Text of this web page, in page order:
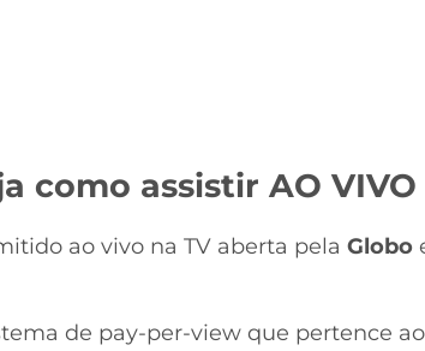
como assistir AO VIVO
ao vivo na TV aberta pela Globo
de pay-per-view que pertence